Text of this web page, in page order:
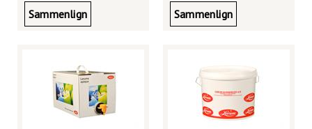
Sammenlign Sammenlign